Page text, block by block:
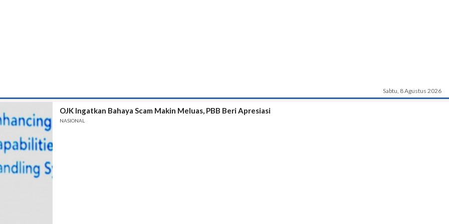
Sabtu, 8 Agustus 2026
OJK Ingatkan Bahaya Scam Makin Meluas, PBB Beri Apresiasi
NASIONAL